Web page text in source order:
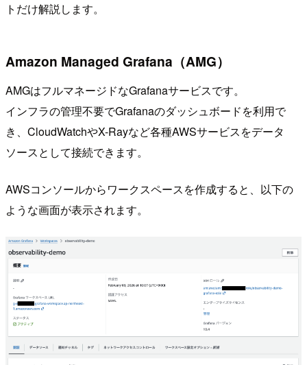
トだけ解説します。
Amazon Managed Grafana（AMG）
AMGはフルマネージドなGrafanaサービスです。
インフラの管理不要でGrafanaのダッシュボードを利用で
き、CloudWatchやX-Rayなど各種AWSサービスをデータ
ソースとして接続できます。
AWSコンソールからワークスペースを作成すると、以下の
ような画面が表示されます。